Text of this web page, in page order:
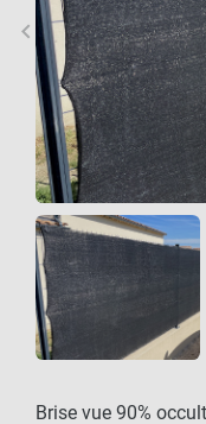
Précédent
keyboard_arrow_left
Brise vue 90%